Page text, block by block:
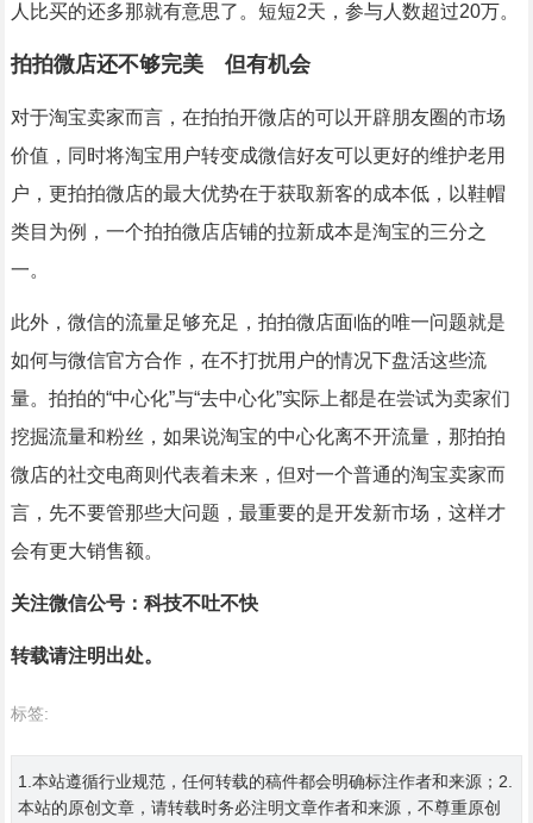
人比买的还多那就有意思了。短短2天，参与人数超过20万。
拍拍微店还不够完美 但有机会
对于淘宝卖家而言，在拍拍开微店的可以开辟朋友圈的市场
价值，同时将淘宝用户转变成微信好友可以更好的维护老用
户，更拍拍微店的最大优势在于获取新客的成本低，以鞋帽
类目为例，一个拍拍微店店铺的拉新成本是淘宝的三分之
一。
此外，微信的流量足够充足，拍拍微店面临的唯一问题就是
如何与微信官方合作，在不打扰用户的情况下盘活这些流
量。拍拍的“中心化”与“去中心化”实际上都是在尝试为卖家们
挖掘流量和粉丝，如果说淘宝的中心化离不开流量，那拍拍
微店的社交电商则代表着未来，但对一个普通的淘宝卖家而
言，先不要管那些大问题，最重要的是开发新市场，这样才
会有更大销售额。
关注微信公号：科技不吐不快
转载请注明出处。
标签:
1.本站遵循行业规范，任何转载的稿件都会明确标注作者和来源；2.
本站的原创文章，请转载时务必注明文章作者和来源，不尊重原创